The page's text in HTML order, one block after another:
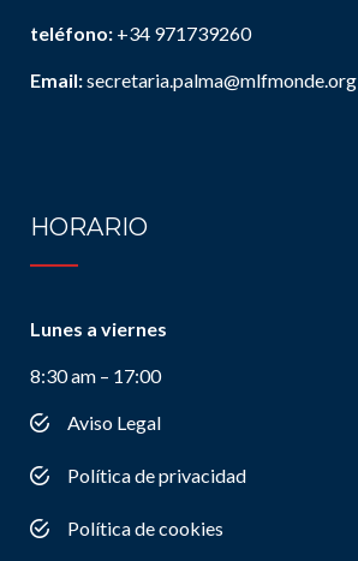
teléfono: +34 971739260
Email:secretaria.palma@mlfmonde.org
HORARIO
Lunes a viernes
8:30 am – 17:00
Aviso Legal
Política de privacidad
Política de cookies